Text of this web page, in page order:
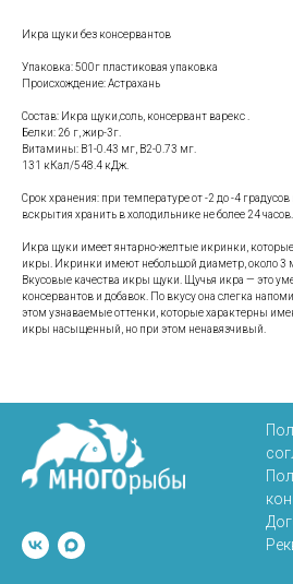
Икра щуки без консервантов
Упаковка: 500г пластиковая упаковка
Происхождение: Астрахань
Состав: Икра щуки,соль, консервант варекс .
Белки: 26 г, жир-3г.
Витамины: B1-0.43 мг, B2-0.73 мг.
131 кКал/548.4 кДж.
Срок хранения: при температуре от -2 до -4
вскрытия хранить в холодильнике не более 24 часов.
Икра щуки имеет янтарно-желтые икринки,
икры. Икринки имеют небольшой диаметр, около 3
Вкусовые качества икры щуки. Щучья икра — это
консервантов и добавок. По вкусу она слегка
этом узнаваемые оттенки, которые характерны
икры насыщенный, но при этом ненавязчивый.